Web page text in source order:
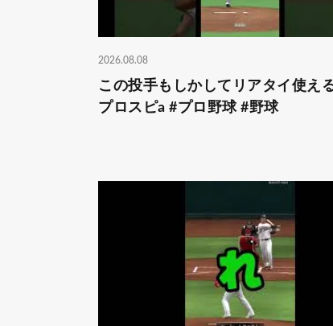
2026.08.08
この投手もしかしてリアタイ使え
プロスピa #プロ野球 #野球